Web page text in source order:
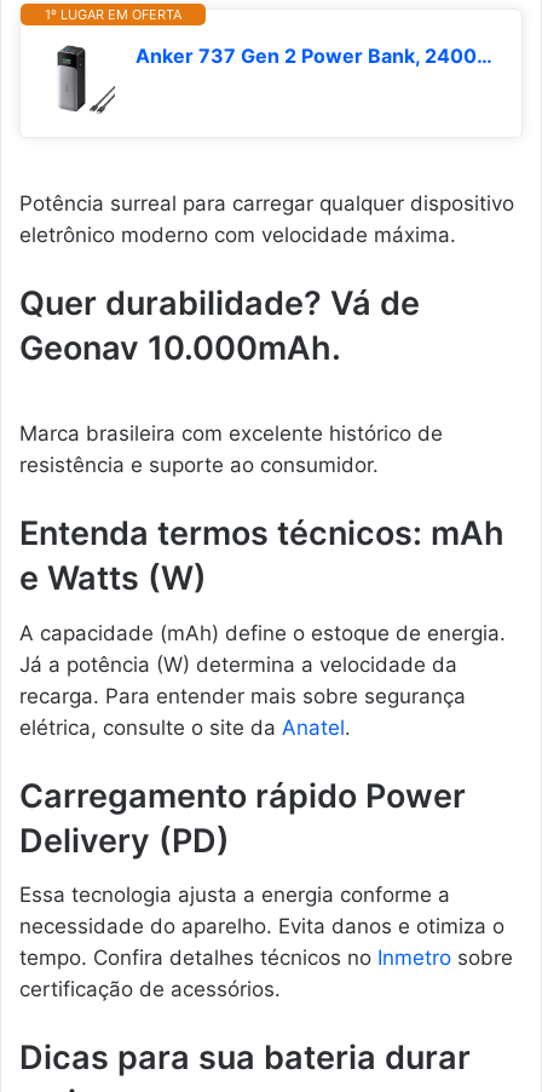
1º LUGAR EM OFERTA
Anker 737 Gen 2 Power Bank, 24000mAh, Carregador Portátil para Laptop, 3-Portas 140W, Display Digital Inteligente, Compatível com iPhone,Samsung, Xiaomi, MacBook,Vision Pro, Dell,Asus e mais,Preto
Potência surreal para carregar qualquer dispositivo
eletrônico moderno com velocidade máxima.
Quer durabilidade? Vá de
Geonav 10.000mAh.
Marca brasileira com excelente histórico de
resistência e suporte ao consumidor.
Entenda termos técnicos: mAh
e Watts (W)
A capacidade (mAh) define o estoque de energia.
Já a potência (W) determina a velocidade da
recarga. Para entender mais sobre segurança
elétrica, consulte o site da Anatel.
Carregamento rápido Power
Delivery (PD)
Essa tecnologia ajusta a energia conforme a
necessidade do aparelho. Evita danos e otimiza o
tempo. Confira detalhes técnicos no Inmetro sobre
certificação de acessórios.
Dicas para sua bateria durar